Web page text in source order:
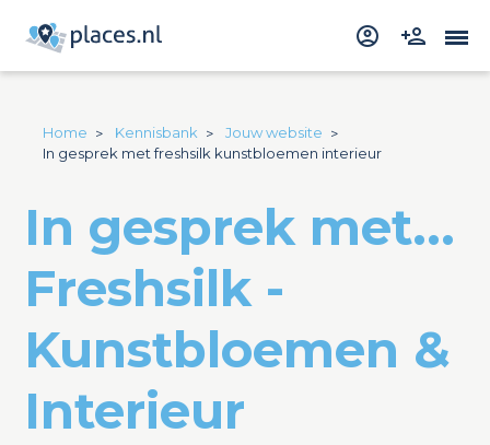
Home Kennisbank
Jouw website
In gesprek met freshsilk kunstbloemen interieur
In gesprek met...
Freshsilk -
Kunstbloemen &
Interieur